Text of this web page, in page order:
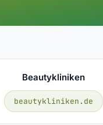
Beautykliniken
beautykliniken.de